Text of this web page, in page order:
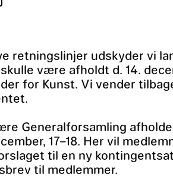
retningslinjer udskyder vi
være afholdt d. 14.
for Kunst. Vi vender
Generalforsamling
17–18. Her vil
til en ny
til medlemmer.